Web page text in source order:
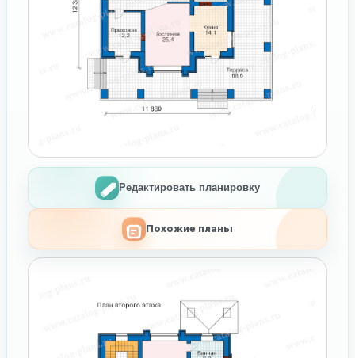
Редактировать планировку
Похожие планы